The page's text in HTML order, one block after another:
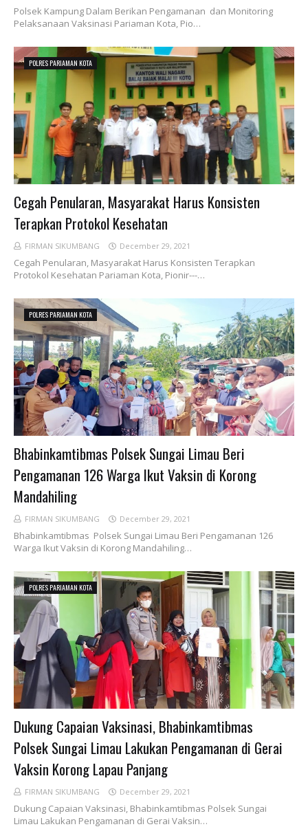
Polsek Kampung Dalam Berikan Pengamanan dan Monitoring
Pelaksanaan Vaksinasi Pariaman Kota, Pio…
POLRES PARIAMAN KOTA
Cegah Penularan, Masyarakat Harus Konsisten
Terapkan Protokol Kesehatan
FIRMAN SIKUMBANG December 29, 2021
Cegah Penularan, Masyarakat Harus Konsisten Terapkan
Protokol Kesehatan Pariaman Kota, Pionir---…
POLRES PARIAMAN KOTA
Bhabinkamtibmas Polsek Sungai Limau Beri
Pengamanan 126 Warga Ikut Vaksin di Korong
Mandahiling
FIRMAN SIKUMBANG December 29, 2021
Bhabinkamtibmas Polsek Sungai Limau Beri Pengamanan 126
Warga Ikut Vaksin di Korong Mandahiling…
POLRES PARIAMAN KOTA
Dukung Capaian Vaksinasi, Bhabinkamtibmas
Polsek Sungai Limau Lakukan Pengamanan di Gerai
Vaksin Korong Lapau Panjang
FIRMAN SIKUMBANG December 29, 2021
Dukung Capaian Vaksinasi, Bhabinkamtibmas Polsek Sungai
Limau Lakukan Pengamanan di Gerai Vaksin…